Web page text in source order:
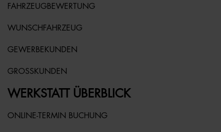
FAHRZEUGBEWERTUNG
WUNSCHFAHRZEUG
GEWERBEKUNDEN
GROSSKUNDEN
WERKSTATT ÜBERBLICK
ONLINE-TERMIN BUCHUNG